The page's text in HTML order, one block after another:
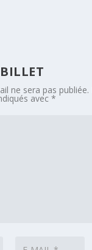
ne sera pas publiée.
avec*